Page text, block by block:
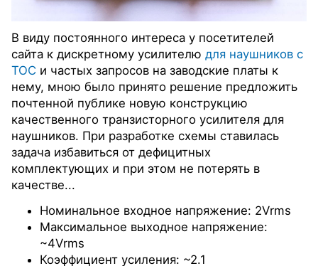
В виду постоянного интереса у посетителей
сайта к дискретному усилителю для наушников с
ТОС и частых запросов на заводские платы к
нему, мною было принято решение предложить
почтенной публике новую конструкцию
качественного транзисторного усилителя для
наушников. При разработке схемы ставилась
задача избавиться от дефицитных
комплектующих и при этом не потерять в
качестве...
Номинальное входное напряжение: 2Vrms
Максимальное выходное напряжение:
~4Vrms
Коэффициент усиления: ~2.1